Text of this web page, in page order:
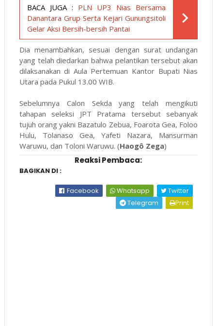
BACA JUGA : PLN UP3 Nias Bersama
Danantara Grup Serta Kejari Gunungsitoli
Gelar Aksi Bersih-bersih Pantai
Dia menambahkan, sesuai dengan surat undangan
yang telah diedarkan bahwa pelantikan tersebut akan
dilaksanakan di Aula Pertemuan Kantor Bupati Nias
Utara pada Pukul 13.00 WIB.
Sebelumnya Calon Sekda yang telah mengikuti
tahapan seleksi JPT Pratama tersebut sebanyak
tujuh orang yakni Bazatulo Zebua, Foarota Gea, Foloo
Hulu, Tolanaso Gea, Yafeti Nazara, Mansurman
Waruwu, dan Toloni Waruwu. (Haogô Zega)
Reaksi Pembaca:
BAGIKAN DI :
Facebook Whatsapp
Twitter
Telegram
Print